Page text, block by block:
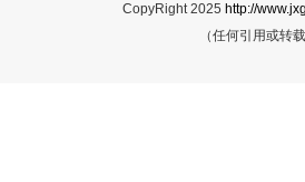
CopyRight 2025 http://
（任何引用或转